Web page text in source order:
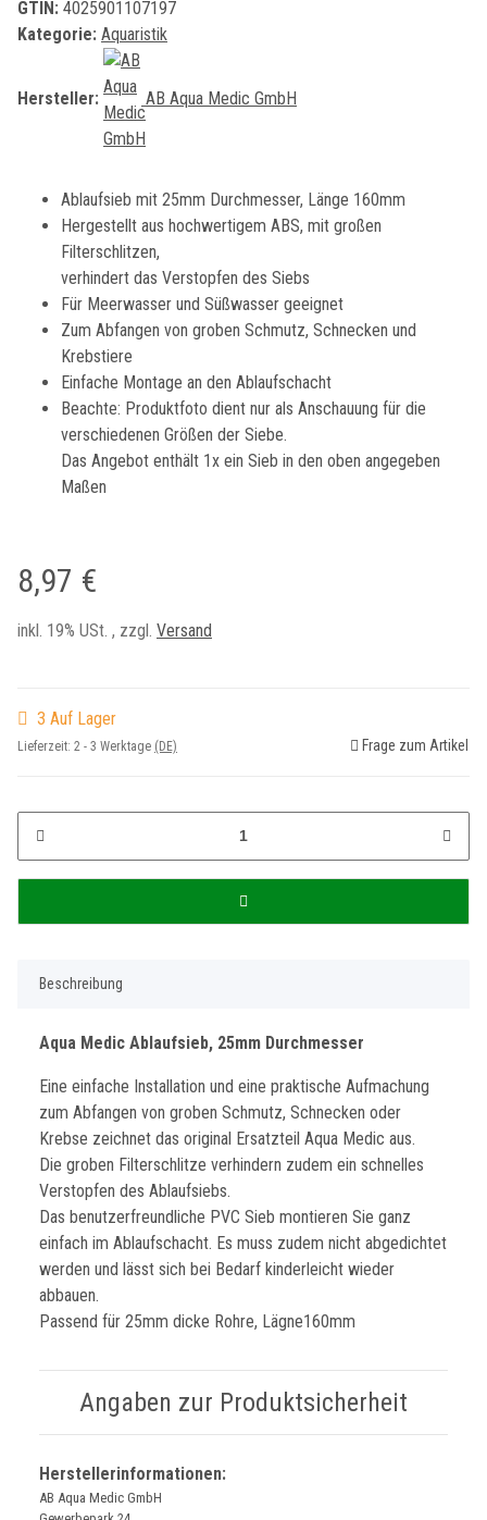
GTIN: 4025901107197
Kategorie: Aquaristik
Hersteller: AB Aqua Medic GmbH
Ablaufsieb mit 25mm Durchmesser, Länge 160mm
Hergestellt aus hochwertigem ABS, mit großen
Filterschlitzen,
verhindert das Verstopfen des Siebs
Für Meerwasser und Süßwasser geeignet
Zum Abfangen von groben Schmutz, Schnecken und
Krebstiere
Einfache Montage an den Ablaufschacht
Beachte: Produktfoto dient nur als Anschauung für die
verschiedenen Größen der Siebe.
Das Angebot enthält 1x ein Sieb in den oben angegeben
Maßen
8,97 €
inkl. 19% USt. , zzgl. Versand
3 Auf Lager
Lieferzeit: 2 - 3 Werktage (DE) Frage zum Artikel
Beschreibung
Aqua Medic Ablaufsieb, 25mm Durchmesser
Eine einfache Installation und eine praktische Aufmachung
zum Abfangen von groben Schmutz, Schnecken oder
Krebse zeichnet das original Ersatzteil Aqua Medic aus.
Die groben Filterschlitze verhindern zudem ein schnelles
Verstopfen des Ablaufsiebs.
Das benutzerfreundliche PVC Sieb montieren Sie ganz
einfach im Ablaufschacht. Es muss zudem nicht abgedichtet
werden und lässt sich bei Bedarf kinderleicht wieder
abbauen.
Passend für 25mm dicke Rohre, Lägne160mm
Angaben zur Produktsicherheit
Herstellerinformationen:
AB Aqua Medic GmbH